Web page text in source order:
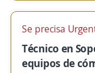
Se precisa
Técnico en
equipos de